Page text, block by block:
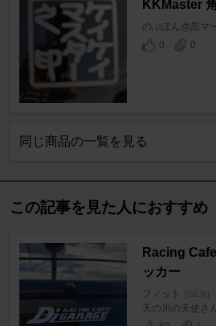
KKMaster
のぶぽん@黒マ
0
0
同じ商品の一覧を見る
この記事を見た人におすすめ
Racing
ッカー
フィット [GE系]
天の川の天使さ